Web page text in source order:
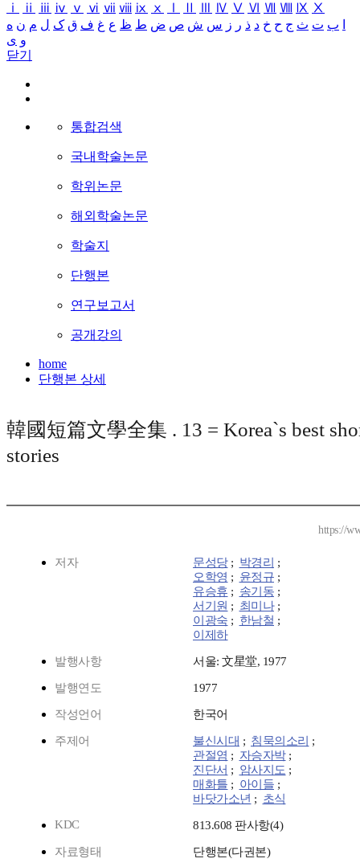
ⅰ
ⅱ ⅲ ⅳ ⅴ ⅵ ⅶ ⅷ ⅸ ⅹ Ⅳ Ⅴ Ⅵ Ⅶ Ⅷ Ⅸ Ⅹ
ب ت ث ج ح خ د ذ ر ز س ش ص ض ط ظ ع غ ف ق ک ل م ن ه
و ی
닫기
통합검색
국내학술논문
학위논문
해외학술논문
학술지
단행본
연구보고서
공개강의
home
단행본 상세
韓國短篇文學全集 . 13 = Korea`s best
stories
https://
저자 문성당; 박경리 ;
오학영 ; 윤정규 ;
유승휴 ; 송기동 ;
서기원 ; 최미나;
이광숙 ; 한남철 ;
이제하
발행사항 서울: 文星堂, 1977
발행연도 1977
작성언어 한국어
주제어 불신시대 ; 침묵의소리 ;
관절염 ; 자승자박;
진단서 ; 암사지도 ;
매화틀 ; 아이들 ;
바닷가소년 ; 초식
KDC
813.608 판사항(4)
자료형태 단행본(다권본)